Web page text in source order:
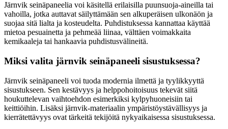
Järnvik seinäpaneelia voi käsitellä erilaisilla puunsuoja-aineilla tai
vahoilla, jotka auttavat säilyttämään sen alkuperäisen ulkonäön ja
suojaa sitä lialta ja kosteudelta. Puhdistuksessa kannattaa käyttää
mietoa pesuainetta ja pehmeää liinaa, välttäen voimakkaita
kemikaaleja tai hankaavia puhdistusvälineitä.
Miksi valita järnvik seinäpaneeli sisustuksessa?
Järnvik seinäpaneeli voi tuoda modernia ilmettä ja tyylikkyyttä
sisustukseen. Sen kestävyys ja helppohoitoisuus tekevät siitä
houkuttelevan vaihtoehdon esimerkiksi kylpyhuoneisiin tai
keittiöihin. Lisäksi järnvik-materiaalin ympäristöystävällisyys ja
kierrätettävyys ovat tärkeitä tekijöitä nykyaikaisessa sisustuksessa.